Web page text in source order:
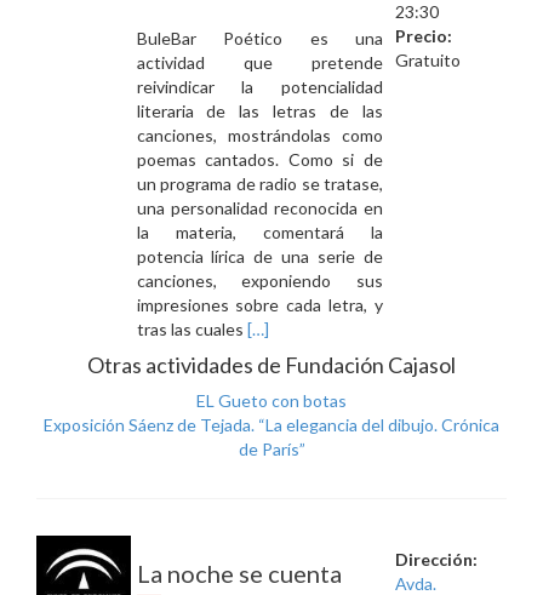
BuleBar Poético es una
actividad que pretende
reivindicar la potencialidad
literaria de las letras de las
canciones, mostrándolas como
poemas cantados. Como si de
un programa de radio se tratase,
una personalidad reconocida en
la materia, comentará la
potencia lírica de una serie de
canciones, exponiendo sus
impresiones sobre cada letra, y
tras las cuales Leer
poético
[…]
23:30
Precio:
Gratuito
Otras actividades de Fundación Cajasol
EL Gueto con botas
Exposición Sáenz de Tejada. “La elegancia del dibujo. Crónica
de París”
La noche se cuenta
Dirección:
Avda.